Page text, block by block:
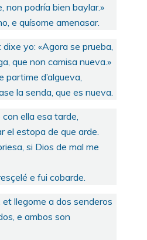
non podría bien baylar.»
e quísome amenasar.
yo: «Agora se prueba,
que non camisa nueva.»
partime d’algueva,
la senda, que es nueva.
ella esa tarde,
el estopa de que arde.
si Dios de mal me
e fui cobarde.
llegome a dos senderos
e ambos son